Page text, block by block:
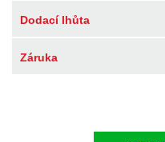
Dodací lhůta
Záruka